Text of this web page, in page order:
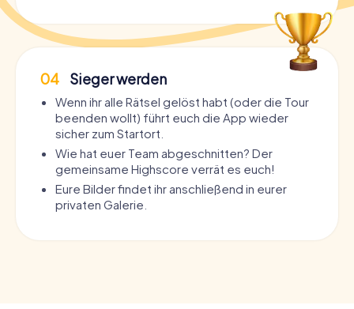
04 Sieger werden
Wenn ihr alle Rätsel gelöst habt (oder die Tour
beenden wollt) führt euch die App wieder
sicher zum Startort.
Wie hat euer Team abgeschnitten? Der
gemeinsame Highscore verrät es euch!
Eure Bilder findet ihr anschließend in eurer
privaten Galerie.